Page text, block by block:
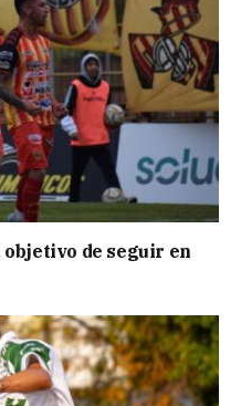
objetivo de seguir en